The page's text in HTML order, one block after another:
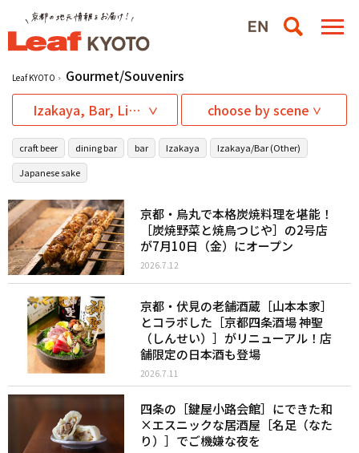
Leaf KYOTO
Gourmet/Souvenirs
Izakaya, Bar, Liquor
choose by scene
craft beer dining bar bar Izakaya
Izakaya/Bar (Other)
Japanese sake
京都・烏丸で本格炭焼料理を堪能！
［炭焼野菜と焼鳥つじや］の2号店
が7月10日（金）にオープン
2026.7.12
京都・伏見の老舗酒蔵［山本本家］
とコラボした［京都四条酒場 神聖
（しんせい）］がリニューアル！店
舗限定の日本酒も登場
2026.7.11
四条の［鍵屋小路会館］にできた和
×エスニックな居酒屋［名足（なた
り）］でご機嫌な夜を